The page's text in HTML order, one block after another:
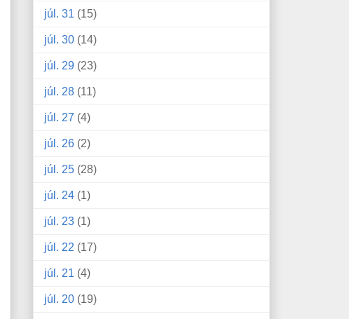
júl. 31 (15)
júl. 30 (14)
júl. 29 (23)
júl. 28 (11)
júl. 27 (4)
júl. 26 (2)
júl. 25 (28)
júl. 24 (1)
júl. 23 (1)
júl. 22 (17)
júl. 21 (4)
júl. 20 (19)